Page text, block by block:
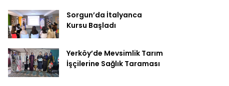
Sorgun’da İtalyanca
Kursu Başladı
Yerköy’de Mevsimlik Tarım
İşçilerine Sağlık Taraması